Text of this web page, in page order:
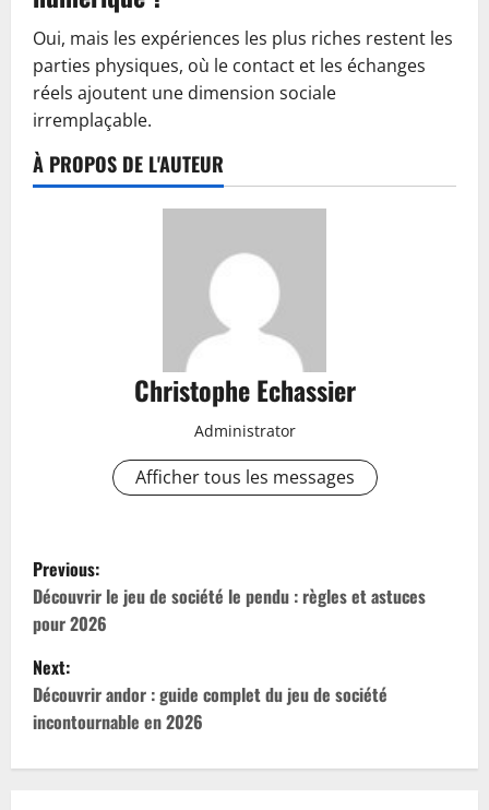
Oui, mais les expériences les plus riches restent les
parties physiques, où le contact et les échanges
réels ajoutent une dimension sociale
irremplaçable.
À PROPOS DE L'AUTEUR
Christophe Echassier
Administrator
Afficher tous les messages
P
o
s
t
n
Previous:
Découvrir le jeu de société le pendu : règles et astuces
pour 2026
Next:
Découvrir andor : guide complet du jeu de société
incontournable en 2026